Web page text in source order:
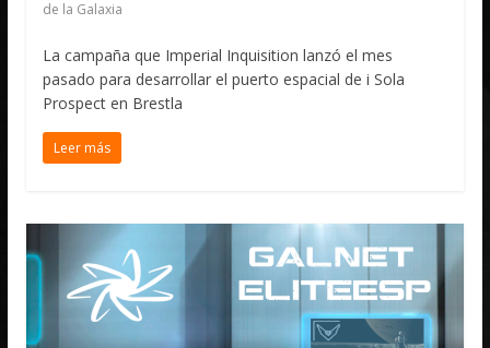
de la Galaxia
La campaña que Imperial Inquisition lanzó el mes
pasado para desarrollar el puerto espacial de i Sola
Prospect en Brestla
Leer más